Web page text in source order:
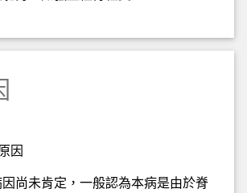
因
未肯定，一般認為本病是由於脊